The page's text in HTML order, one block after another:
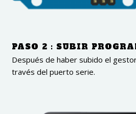
PASO 2 : SUBIR
Después de haber subido el
través del puerto serie.